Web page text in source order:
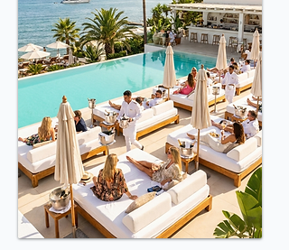
Hogyan működik?